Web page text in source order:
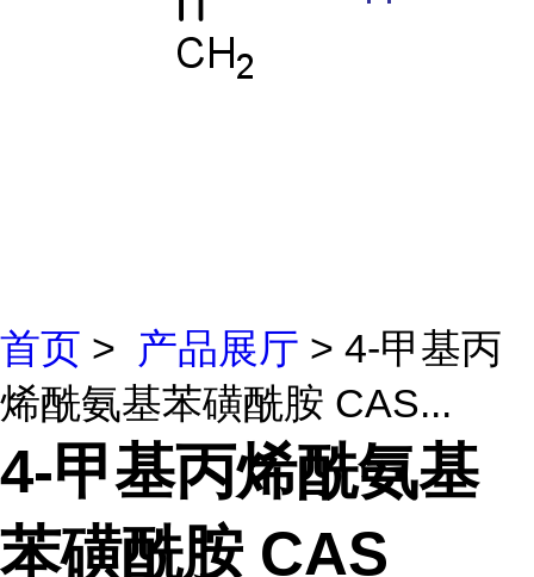
首页 > 产品展厅 > 4-甲基丙
烯酰氨基苯磺酰胺 CAS...
4-甲基丙烯酰氨基
苯磺酰胺 CAS